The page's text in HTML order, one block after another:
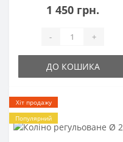
1 450 грн.
- +
ДО КОШИКА
Хіт продажу
Популярний